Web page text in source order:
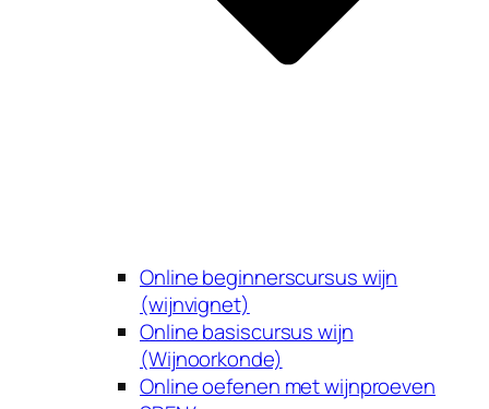
Online beginnerscursus wijn
(wijnvignet)
Online basiscursus wijn
(Wijnoorkonde)
Online oefenen met wijnproeven